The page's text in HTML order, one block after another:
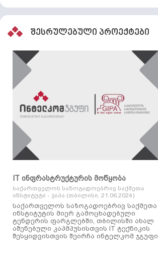
შესრულებული პროექტები
IT ინფრასტრუქტურის მოწყობა
საქართველოს საზოგადოებრივ საქმეთა
ინსტიტუტი - ჯიპა (თბილისი, 21.06.2024)
საქართველოს საზოგადოებრივ საქმეთა
ინსტიტუტის მიერ გამოცხადებული
ტენდერის ფარგლებში, თბილისში ახალ
აშენებული კაპმპუსისთვის IT ტექნიკის
შესყიდვისთვის შეირჩა ინტელკომ ჯგუფი.